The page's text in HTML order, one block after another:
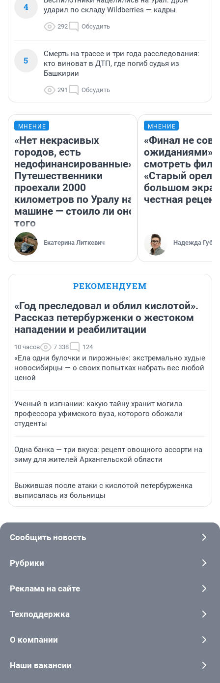
4
ударил по складу Wildberries — кадры
292 Обсудить
5
Смерть на трассе и три года расследования:
кто виноват в ДТП, где погиб судья из
Башкирии
291 Обсудить
МНЕНИЕ
«Нет некрасивых
городов, есть
недофинансированные».
Путешественники
проехали 2000
километров по Уралу на
машине — стоило ли оно
того
Екатерина Литкевич
МНЕНИЕ
«Финал не
ожиданиями»:
смотреть
«Старый орел»
большом
честная
Надежда
РЕКОМЕНДУЕМ
«Год преследовал и облил кислотой».
Рассказ петербурженки о жестоком
нападении и реабилитации
10 часов 7 338 124
«Ела одни булочки и пирожные»: экстремально худые
новосибирцы — о своих попытках набрать вес любой
ценой
Ученый в изгнании: какую тайну хранит могила
профессора уфимского вуза, которого обожали
студенты
Одна банка — три вкуса: рецепт овощного ассорти на
зиму для жителей Архангельской области
Выжившая после атаки с кислотой петербурженка
выписалась из больницы
Сообщить новость
Рубрики
Реклама на сайте
Техподдержка
О компании
Наши вакансии